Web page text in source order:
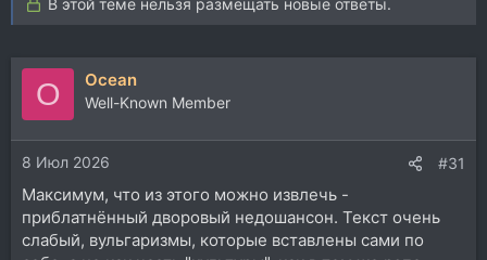
т
м
а
а
а
В этой теме нельзя размещать новые ответы.
O Ocean
Well-Known Member
8 Июл 2026 #31
Максимум, что из этого можно извлечь -
приблатнённый дворовый недошансон. Текст очень
слабый, вульгаризмы, которые вставлены сами по